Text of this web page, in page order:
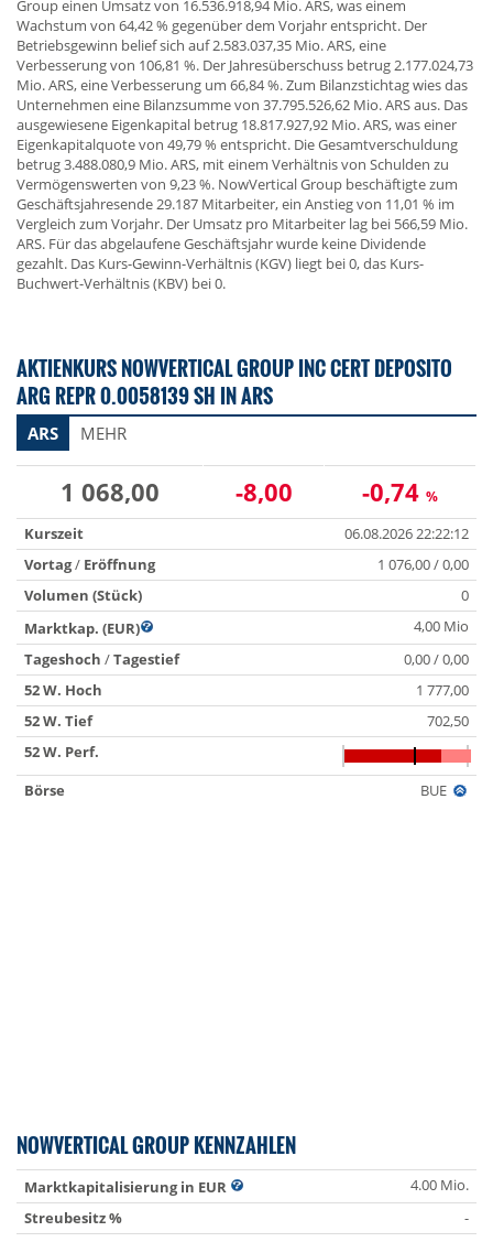
Group einen Umsatz von 16.536.918,94 Mio. ARS, was einem
Wachstum von 64,42 % gegenüber dem Vorjahr entspricht. Der
Betriebsgewinn belief sich auf 2.583.037,35 Mio. ARS, eine
Verbesserung von 106,81 %. Der Jahresüberschuss betrug 2.177.024,73
Mio. ARS, eine Verbesserung um 66,84 %. Zum Bilanzstichtag wies das
Unternehmen eine Bilanzsumme von 37.795.526,62 Mio. ARS aus. Das
ausgewiesene Eigenkapital betrug 18.817.927,92 Mio. ARS, was einer
Eigenkapitalquote von 49,79 % entspricht. Die Gesamtverschuldung
betrug 3.488.080,9 Mio. ARS, mit einem Verhältnis von Schulden zu
Vermögenswerten von 9,23 %. NowVertical Group beschäftigte zum
Geschäftsjahresende 29.187 Mitarbeiter, ein Anstieg von 11,01 % im
Vergleich zum Vorjahr. Der Umsatz pro Mitarbeiter lag bei 566,59 Mio.
ARS. Für das abgelaufene Geschäftsjahr wurde keine Dividende
gezahlt. Das Kurs-Gewinn-Verhältnis (KGV) liegt bei 0, das Kurs-
Buchwert-Verhältnis (KBV) bei 0.
AKTIENKURS NOWVERTICAL GROUP INC CERT DEPOSITO
ARG REPR 0.0058139 SH IN ARS
ARS MEHR
1 068,00 -8,00 -0,74 %
Kurszeit
06.08.2026 22:22:12
Vortag/ Eröffnung
1 076,00 / 0,00
Volumen (Stück)
0
Marktkap. (EUR)
4,00 Mio
Tageshoch /Tagestief
0,00 / 0,00
52 W. Hoch
1 777,00
52 W. Tief
702,50
52 W. Perf.
Börse
BUE
NOWVERTICAL GROUP KENNZAHLEN
Marktkapitalisierung in EUR
4.00 Mio.
Streubesitz %
-